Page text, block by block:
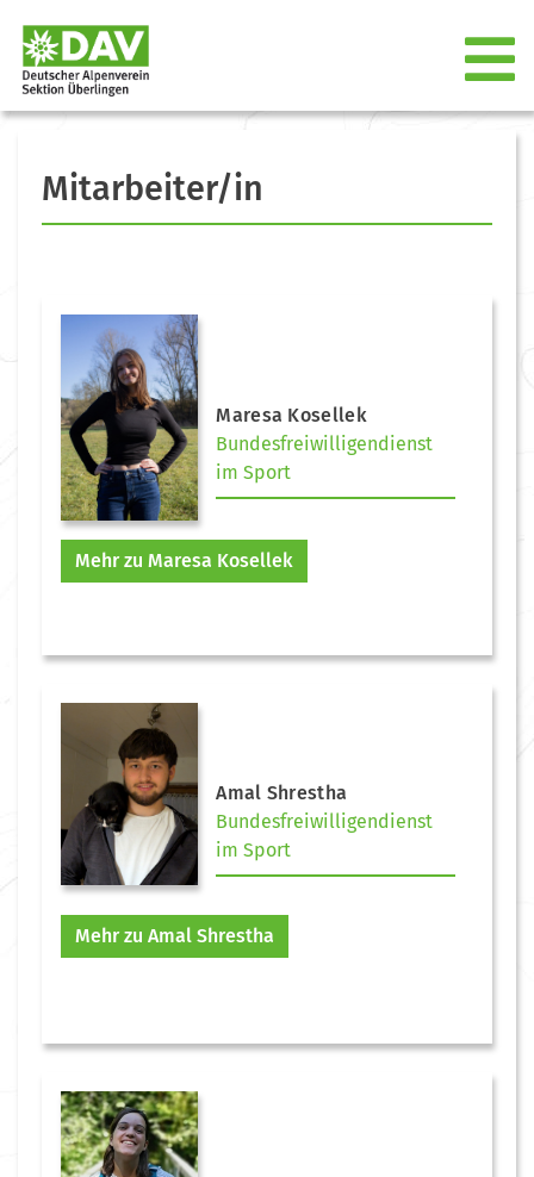
Mitarbeiter/in
Maresa Kosellek
Bundesfreiwilligendienst
im Sport
Mehr zu Maresa Kosellek
Amal Shrestha
Bundesfreiwilligendienst
im Sport
Mehr zu Amal Shrestha